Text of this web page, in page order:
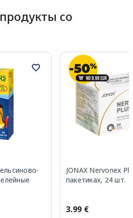
со
JONAX Nervonex
пакетиках, 24 шт.
3.99 €